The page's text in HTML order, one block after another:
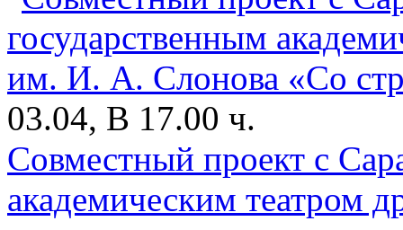
03.04, В 17.00 ч.
Совместный проект с
академическим театром